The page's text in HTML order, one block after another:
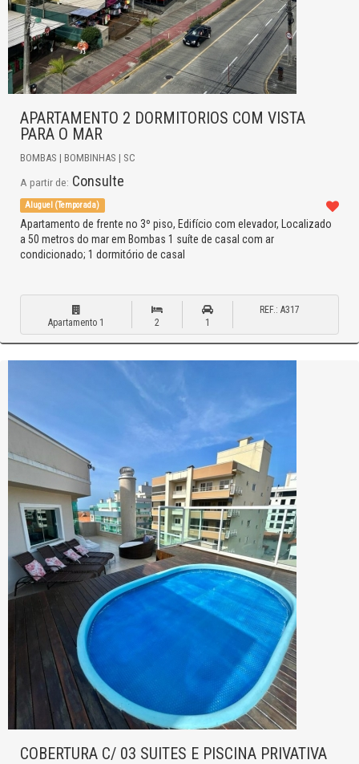
APARTAMENTO 2 DORMITORIOS COM VISTA
PARA O MAR
BOMBAS | BOMBINHAS | SC
A partir de: Consulte
Aluguel (Temporada)
Apartamento de frente no 3º piso, Edifício com elevador, Localizado
a 50 metros do mar em Bombas 1 suíte de casal com ar
condicionado; 1 dormitório de casal
Apartamento 1 2 1
REF.: A317
COBERTURA C/ 03 SUITES E PISCINA PRIVATIVA